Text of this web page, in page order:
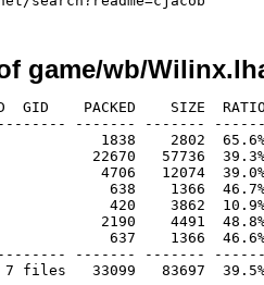
game/wb/
GID    PACKED    SIZE
------- -------
1838    2802
22670   57736
4706   12074
638    1366
420    3862
2190    4491  48.8%
637    1366  46.6%
------- -------